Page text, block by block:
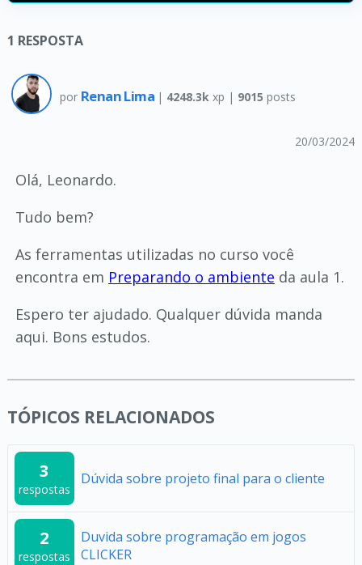
1 RESPOSTA
por Renan Lima | 4248.3k xp | 9015 posts
20/03/2024
Olá, Leonardo.
Tudo bem?
As ferramentas utilizadas no curso você
encontra em Preparando o ambiente da aula 1.
Espero ter ajudado. Qualquer dúvida manda
aqui. Bons estudos.
TÓPICOS RELACIONADOS
3
respostas
Dúvida sobre projeto final para o cliente
2
respostas
Duvida sobre programação em jogos
CLICKER